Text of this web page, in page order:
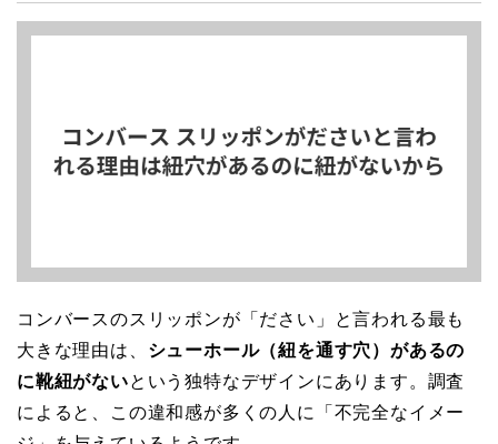
コンバースのスリッポンが「ださい」と言われる最も
大きな理由は、 シューホール（紐を通す穴）があるの
に靴紐がないという独特なデザインにあります。調査
によると、この違和感が多くの人に「不完全なイメー